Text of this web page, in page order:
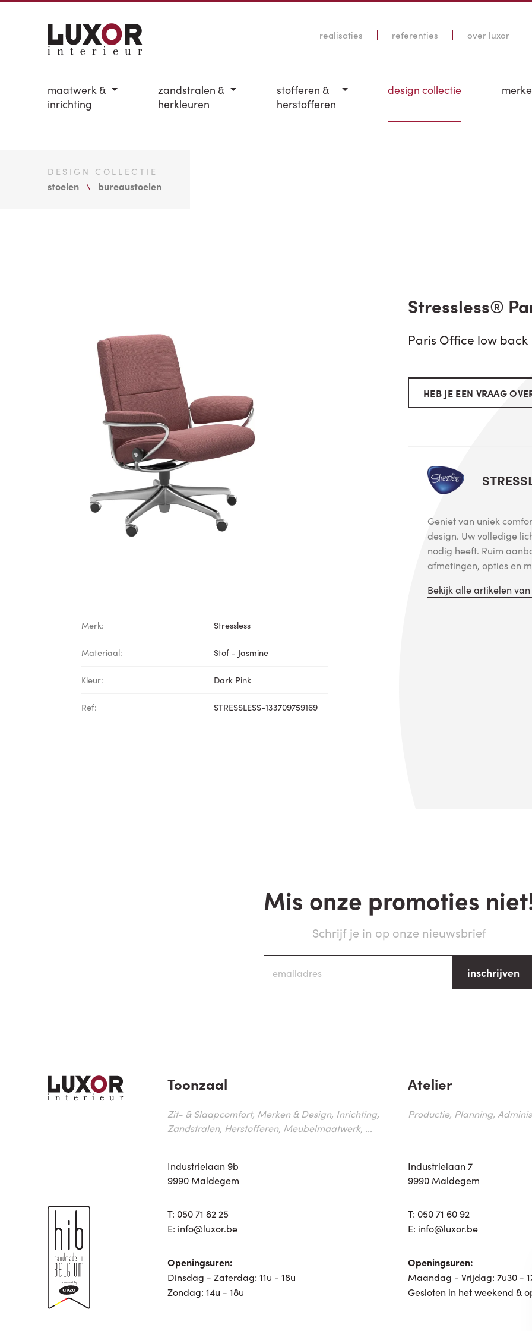
realisaties referenties over luxor
maatwerk &
inrichting
zandstralen &
herkleuren
stofferen &
herstofferen
design collectie
DESIGN COLLECTIE
stoelen bureaustoelen
Merk: Stressless
Materiaal: Stof - Jasmine
Kleur: Dark Pink
Ref: STRESSLESS-133709759169
Stressless®
Paris Office low back
HEB JE EEN VRAAG
Geniet van uniek
design. Uw volledige
nodig heeft. Ruim
afmetingen, opties en
Bekijk alle artikelen van
Mis onze promoties
Schrijf je in op onze nieuwsbrief
inschrijven
Toonzaal
Zit- & Slaapcomfort, Merken & Design, Inrichting,
Zandstralen, Herstofferen, Meubelmaatwerk, ...
Industrielaan 9b
9990 Maldegem
T: 050 71 82 25
E: info@luxor.be
Openingsuren:
Dinsdag - Zaterdag: 11u - 18u
Zondag: 14u - 18u
Atelier
Productie, Planning,
Industrielaan 7
9990 Maldegem
T: 050 71 60 92
E: info@luxor.be
Openingsuren:
Maandag - Vrijdag: 7u30 -
Gesloten in het weekend &